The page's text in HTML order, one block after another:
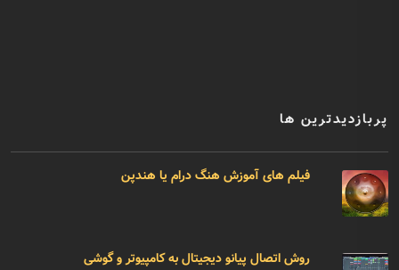
پربازدیدترین ها
فیلم های آموزش هنگ درام یا هندپن
روش اتصال پیانو دیجیتال به کامپیوتر و گوشی